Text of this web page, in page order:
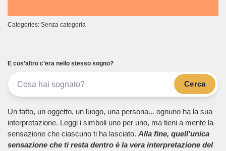
Categories: Senza categoria
E cos’altro c’era nello stesso sogno?
Cerca
Un fatto, un oggetto, un luogo, una persona... ognuno ha la sua
interpretazione. Leggi i simboli uno per uno, ma tieni a mente la
sensazione che ciascuno ti ha lasciato. Alla fine, quell’unica
sensazione che ti resta dentro è la vera interpretazione del